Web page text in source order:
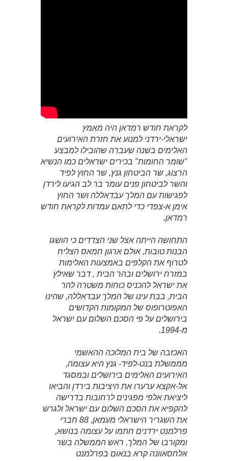
לקראת חודש רמדאן היה מאמץ
ישראלי-ירדני למנוע את חזרת האירועים
האלימים בשנה שעברה שהובילו למבצע
"שומר החומות" בכירים ישראלים כמו הנשיא
הרצוג, שר הביטחון גנץ, שר החוץ לפיד
והשר לביטחון פנים עומר בר לב הגיעו לירדן
לפגישות עם המלך עבדאללה ושר החוץ
אימן א-צפדי כדי לתאם עמדות לקראת חודש
רמדאן.
התחושה הייתה אצל שני הצדדים כי הושגו
הבנות טובות, אולם ארגון חמאס הצליח
לטרוף את הקלפים באמצעות האלימות
במזרח ירושלים ובהר הבית , דבר שאילץ
את ישראל להכניס כוחות משטרה להר
הבית, בבת עינו של המלך עבדאללה, שהינו
האפוטרופוס של המקומות הקדושים
בירושלים על פי הסכם השלום עם ישראל
מ-1994.
האכזבה של בית המלוכה ההאשמי
מממשלת בנט-לפיד- גנץ היא עצומה,
האירועים האלימים בירושלים ובמסגד
אל-אקצא ערערו את היציבות בירדן והביאו
ליציאת אלפי מפגינים לרחובות בדרישה
להקפיא את הסכם השלום עם ישראל ולגרש
את השגריר הישראלי מעמאן, 88 חברי
פרלמנט ירדנים חתמו על עצומה בנושא,
ומקורבו של המלך, ראש הממשלה בשר
אלחסאוונה קרא בנאום בפרלמנט